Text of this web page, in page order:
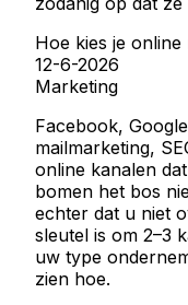
Hoe kies je
12-6-2026
Marketing
Facebook,
mailmarketing,
online kanalen
bomen het bos
echter dat u niet
sleutel is om 2–3
uw type
zien hoe.